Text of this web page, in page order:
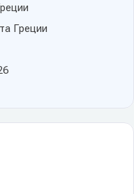
Греции